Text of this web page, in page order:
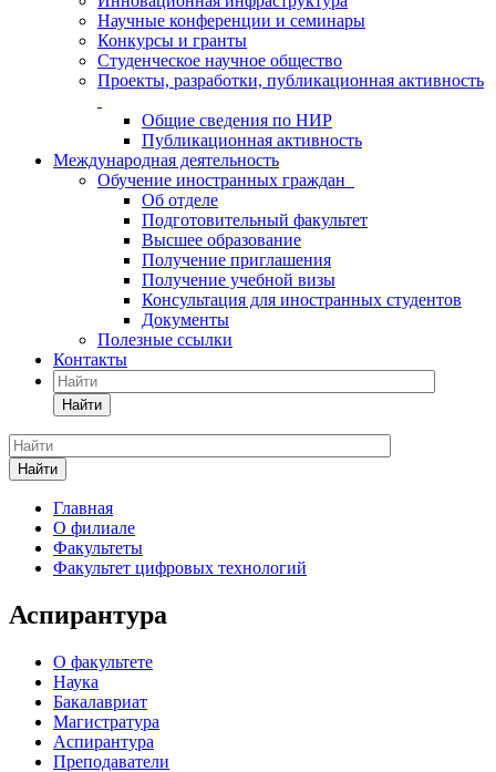
Научные конференции и семинары
Конкурсы и гранты
Студенческое научное общество
Проекты, разработки, публикационная активность
Общие сведения по НИР
Публикационная активность
Международная деятельность
Обучение иностранных граждан
Об отделе
Подготовительный факультет
Высшее образование
Получение приглашения
Получение учебной визы
Консультация для иностранных студентов
Документы
Полезные ссылки
Контакты
Найти
Найти
Главная
О филиале
Факультеты
Факультет цифровых технологий
Аспирантура
О факультете
Наука
Бакалавриат
Магистратура
Аспирантура
Преподаватели